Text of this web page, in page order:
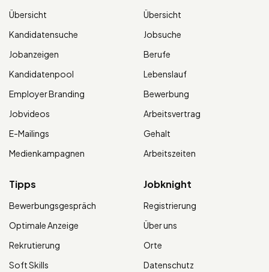
Übersicht
Kandidatensuche
Jobanzeigen
Kandidatenpool
Employer Branding
Jobvideos
E-Mailings
Medienkampagnen
Übersicht
Jobsuche
Berufe
Lebenslauf
Bewerbung
Arbeitsvertrag
Gehalt
Arbeitszeiten
Tipps
Bewerbungsgespräch
Optimale Anzeige
Rekrutierung
Soft Skills
Jobknight
Registrierung
Über uns
Orte
Datenschutz